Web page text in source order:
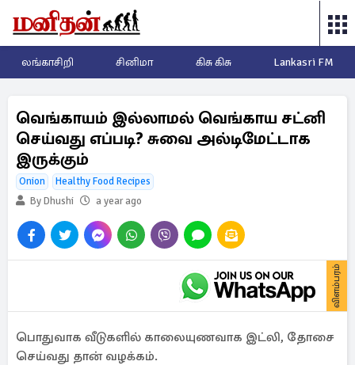
லங்காசிறி சினிமா கிசு கிசு Lankasri FM
வெங்காயம் இல்லாமல் வெங்காய சட்னி
செய்வது எப்படி? சுவை அல்டிமேட்டாக
இருக்கும்
Onion
Healthy Food Recipes
By Dhushi
a year ago
விளம்பரம்
பொதுவாக வீடுகளில் காலையுணவாக இட்லி, தோசை
செய்வது தான் வழக்கம்.